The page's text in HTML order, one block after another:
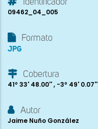
Identificador
09462_04_005
Formato
JPG
Cobertura
41º 33' 48.00'' , -3º 49' 0.07''
Autor
Jaime Nuño González